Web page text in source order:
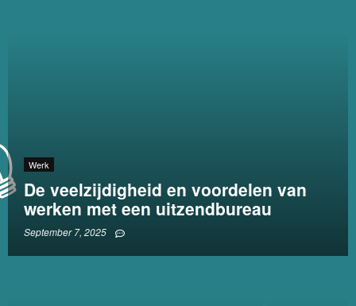
Werk
De veelzijdigheid en voordelen van
werken met een uitzendbureau
September 7, 2025